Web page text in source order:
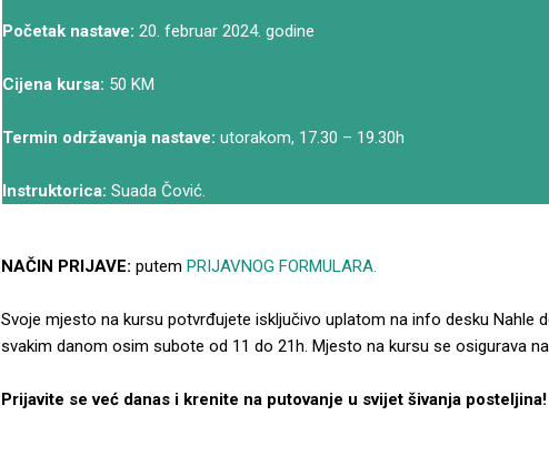
Početak nastave: 20. februar 2024. godine
Cijena kursa: 50 KM
Termin održavanja nastave: utorakom, 17.30 – 19.30h
Instruktorica: Suada Čović.
NAČIN PRIJAVE: putem PRIJAVNOG FORMULARA.
Svoje mjesto na kursu potvrđujete isključivo uplatom na info desku Nahle
svakim danom osim subote od 11 do 21h. Mjesto na kursu se osigurava
Prijavite se već danas i krenite na putovanje u svijet šivanja posteljina!